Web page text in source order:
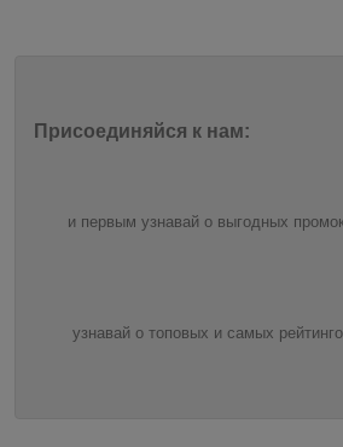
Присоединяйся к нам:
и первым узнавай о выгодных
узнавай о топовых и самых